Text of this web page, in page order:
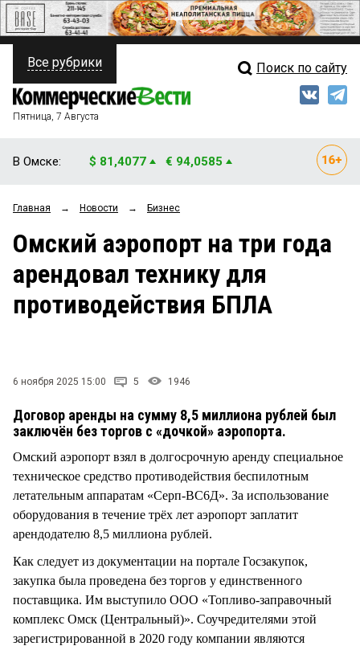
ПОЛИТИКА
ФИНАНСЫ
ОБЩЕСТВО
ЗАКОН
НОВОСТИ КОМПАНИЙ
Свежий выпуск
Рейтинги
Блоги
Архив
Все рубрики Поиск по сайту
Пятница, 7 Августа
В Омске: $ 81,4077 € 94,0585
Главная → Новости → Бизнес
Омский аэропорт на три года
арендовал технику для
противодействия БПЛА
6 ноября 2025 15:00 5 1946
Договор аренды на сумму 8,5 миллиона рублей был
заключён без торгов с «дочкой» аэропорта.
Омский аэропорт взял в долгосрочную аренду специальное
техническое средство противодействия беспилотным
летательным аппаратам «Серп-ВС6Д». За использование
оборудования в течение трёх лет аэропорт заплатит
арендодателю 8,5 миллиона рублей.
Как следует из документации на портале Госзакупок,
закупка была проведена без торгов у единственного
поставщика. Им выступило ООО «Топливо-заправочный
комплекс Омск (Центральный)». Соучредителями этой
зарегистрированной в 2020 году компании являются